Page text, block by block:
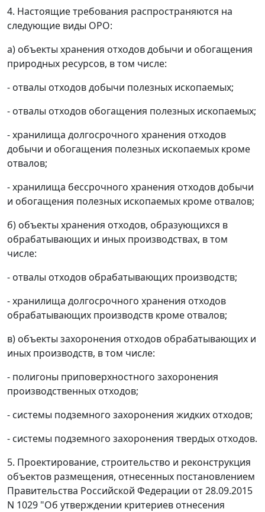
4. Настоящие требования распространяются на
следующие виды ОРО:
а) объекты хранения отходов добычи и обогащения
природных ресурсов, в том числе:
- отвалы отходов добычи полезных ископаемых;
- отвалы отходов обогащения полезных ископаемых;
- хранилища долгосрочного хранения отходов
добычи и обогащения полезных ископаемых кроме
отвалов;
- хранилища бессрочного хранения отходов добычи
и обогащения полезных ископаемых кроме отвалов;
б) объекты хранения отходов, образующихся в
обрабатывающих и иных производствах, в том
числе:
- отвалы отходов обрабатывающих производств;
- хранилища долгосрочного хранения отходов
обрабатывающих производств кроме отвалов;
в) объекты захоронения отходов обрабатывающих и
иных производств, в том числе:
- полигоны приповерхностного захоронения
производственных отходов;
- системы подземного захоронения жидких отходов;
- системы подземного захоронения твердых отходов.
5. Проектирование, строительство и реконструкция
объектов размещения, отнесенных постановлением
Правительства Российской Федерации от 28.09.2015
N 1029 "Об утверждении критериев отнесения